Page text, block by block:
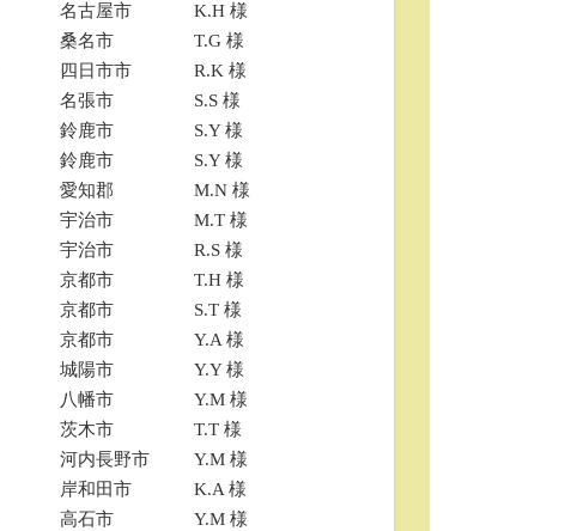
名古屋市
K.H 様
桑名市
T.G 様
四日市市
R.K 様
名張市
S.S 様
鈴鹿市
S.Y 様
鈴鹿市
S.Y 様
愛知郡
M.N 様
宇治市
M.T 様
宇治市
R.S 様
京都市
T.H 様
京都市
S.T 様
京都市
Y.A 様
城陽市
Y.Y 様
八幡市
Y.M 様
茨木市
T.T 様
河内長野市
Y.M 様
岸和田市
K.A 様
高石市
Y.M 様